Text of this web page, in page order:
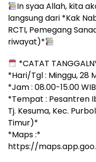
In syaa Allah, kita
langsung dari *Kak
RCTI, Pemegang
riwayat)*
*CATAT
*Hari/Tgl : Minggu, 28
*Jam : 08.00-15.00
*Tempat : Pesantren
Tj. Kesuma, Kec.
Timur)*
*Maps :*
https://